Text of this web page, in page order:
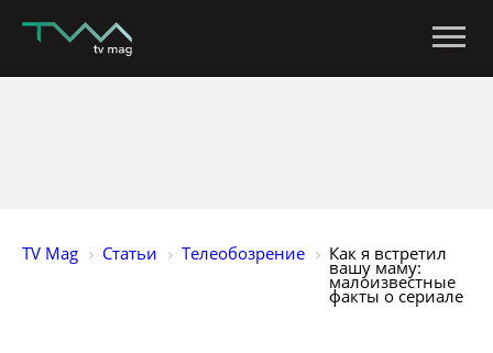
TV Mag Статьи Телеобозрение Как я встретил
вашу маму:
малоизвестные
факты о сериале